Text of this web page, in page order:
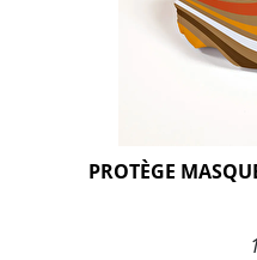
PROTÈGE